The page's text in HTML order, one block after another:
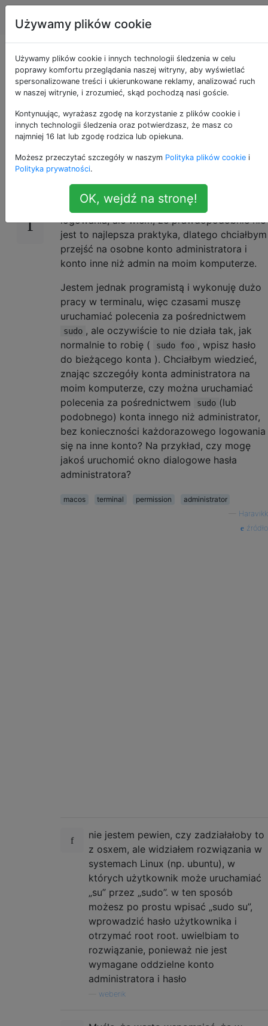
Apple Tagi
Uruchom sudo z
konta bez uprawnień
administratora
19
Okej, więc przygotowuję się do zakupu
lepiej organizować rzeczy. Obecnie używam
konta administratora jako głównego konta
logowania, ale wiem, że prawdopodobnie nie
jest to najlepsza praktyka, dlatego chciałbym
przejść na osobne konto administratora i
konto inne niż admin na moim komputerze.
Jestem jednak programistą i wykonuję dużo
pracy w terminalu, więc czasami muszę
uruchamiać polecenia za pośrednictwem
sudo , ale oczywiście to nie działa tak, jak
normalnie to robię (
sudo foo , wpisz hasło
do bieżącego konta ). Chciałbym wiedzieć,
znając szczegóły konta administratora na
moim komputerze, czy można uruchamiać
polecenia za pośrednictwem
sudo (lub
podobnego) konta innego niż administrator,
bez konieczności każdorazowego logowania
się na inne konto? Na przykład, czy mogę
jakoś uruchomić okno dialogowe hasła
administratora?
macos terminal permission
administrator
Haravikk
źródło
nie jestem pewien, czy zadziałałoby to
z osxem, ale widziałem rozwiązania w
systemach Linux (np. ubuntu), w
których użytkownik może uruchamiać
„su” przez „sudo”. w ten sposób
możesz po prostu wpisać „sudo su”,
wprowadzić hasło użytkownika i
otrzymać root root. uwielbiam to
rozwiązanie, ponieważ nie jest
wymagane oddzielne konto
administratora i hasło
weberik
Używamy plików cookie
Używamy plików cookie i innych technologii śledzenia w celu
poprawy komfortu przeglądania naszej witryny, aby wyświetlać
spersonalizowane treści i ukierunkowane reklamy, analizować ruch
w naszej witrynie, i zrozumieć, skąd pochodzą nasi goście.
Kontynuując, wyrażasz zgodę na korzystanie z plików cookie i
innych technologii śledzenia oraz potwierdzasz, że masz co
najmniej 16 lat lub zgodę rodzica lub opiekuna.
Możesz przeczytać szczegóły w naszym Polityka plików cookie i
Polityka prywatności.
OK, wejdź na stronę!